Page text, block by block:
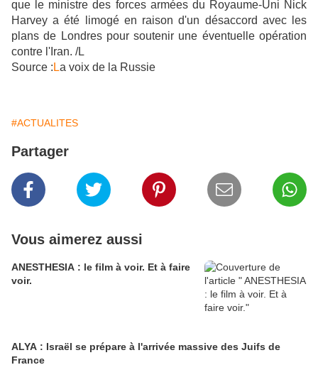
que le ministre des forces armées du Royaume-Uni Nick
Harvey a été limogé en raison d'un désaccord avec les
plans de Londres pour soutenir une éventuelle opération
contre l'Iran. /L
Source : La voix de la Russie
#ACTUALITES
Partager
Vous aimerez aussi
ANESTHESIA : le film à voir. Et à faire
voir.
ALYA : Israël se prépare à l'arrivée massive des Juifs de
France